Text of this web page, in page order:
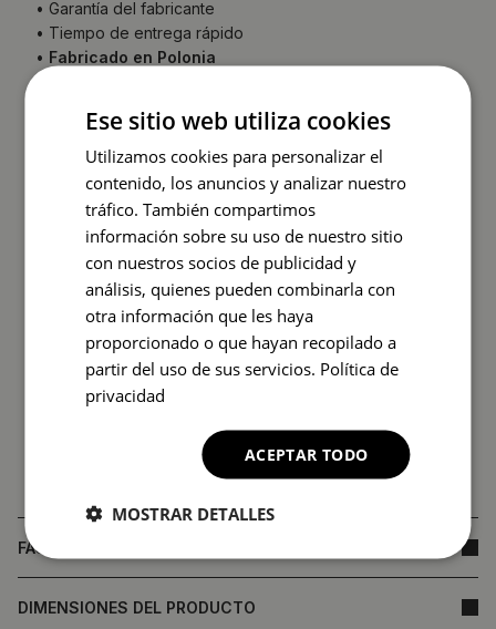
• Garantía del fabricante
• Tiempo de entrega rápido
• Fabricado en Polonia
afecta la calidad del producto ni es motivo de
reclamación.
INSTRUCCIONES DE MONTAJE
FAQ
DIMENSIONES DEL PRODUCTO
Ese sitio web utiliza cookies
Utilizamos cookies para personalizar el
contenido, los anuncios y analizar nuestro
tráfico. También compartimos
información sobre su uso de nuestro sitio
con nuestros socios de publicidad y
análisis, quienes pueden combinarla con
otra información que les haya
proporcionado o que hayan recopilado a
partir del uso de sus servicios. Política de
privacidad
ACEPTAR TODO
MOSTRAR DETALLES